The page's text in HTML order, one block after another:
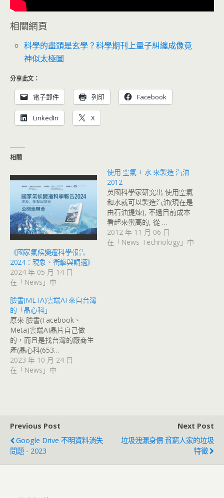
相關網頁
科學的盡頭是玄學？科學期刊上量子糾纏成像竟
神似太極圖
分享此文：
電子郵件 列印 Facebook
LinkedIn X
相關
《國家氣候變遷科學報告
2024：現象、衝擊與調適》
2024 年 05 月 14 日
在「News」中
使用 空氣 + 水 來製造 汽油 -
2012
英國科學家研究出 使用空氣
和水就可以製造汽油(現在是
由石油提煉), 不過目前成本
看起來蠻高的, 從 …
2012 年 11 月 06 日
在「News-Technology」中
臉書(META)雲端AI 來自台灣
的「晶心科」
原來 臉書(Facebook、
Meta)雲端AI晶片自己做
的，而且是找台灣的廠商生
產(晶心科(653…
2023 年 10 月 24 日
在「News」中
Previous Post
Google Drive 不明資料消失
問題 - 2023
Next Post
垃圾洩漏身價 貧窮人家的垃圾
特徵